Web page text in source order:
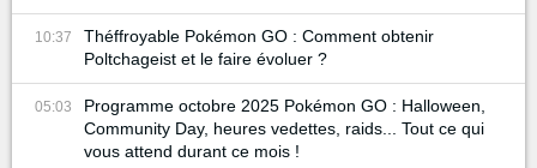
10:37
Théffroyable Pokémon GO : Comment obtenir
Poltchageist et le faire évoluer ?
05:03
Programme octobre 2025 Pokémon GO : Halloween,
Community Day, heures vedettes, raids... Tout ce qui
vous attend durant ce mois !